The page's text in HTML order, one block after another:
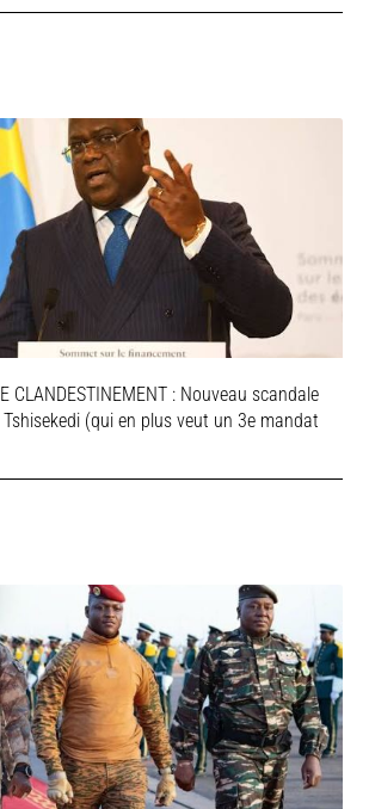
CLANDESTINEMENT : Nouveau scandale
(qui en plus veut un 3e mandat